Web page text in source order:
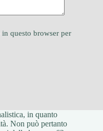
questo browser per
in quanto
Non può pertanto